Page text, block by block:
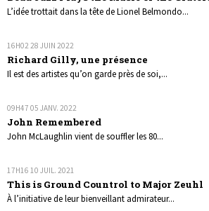
L’idée trottait dans la tête de Lionel Belmondo...
16H02 28 JUIN 2022
Richard Gilly, une présence
Il est des artistes qu’on garde près de soi,...
09H47 05 JANV. 2022
John Remembered
John McLaughlin vient de souffler les 80...
17H16 10 JUIL. 2021
This is Ground Countrol to Major Zeuhl
À l’initiative de leur bienveillant admirateur...